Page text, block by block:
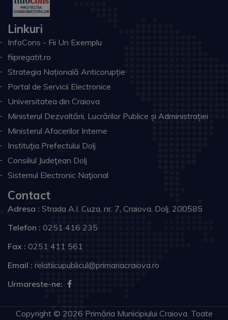
Linkuri
InfoCons - Fii Un Exemplu
fiipregatit.ro
Strategia Națională Anticorupție
Portal de Servicii Electronice
Universitatea din Craiova
Ministerul Dezvoltării, Lucrărilor Publice și Administrației
Ministerul Afacerilor Interne
Instituţia Prefectului Dolj
Consiliul Judeţean Dolj
Sistemul Electronic Naţional
Contact
Adresa : Strada A.I. Cuza, nr. 7, Craiova, Dolj, 200585
Telefon : 0251 416 235
Fax : 0251 411 561
Email : relatiicupublicul@primariacraiova.ro
Urmareste-ne:
Copyright © 2026 Primăria Municipiului Craiova. Toate